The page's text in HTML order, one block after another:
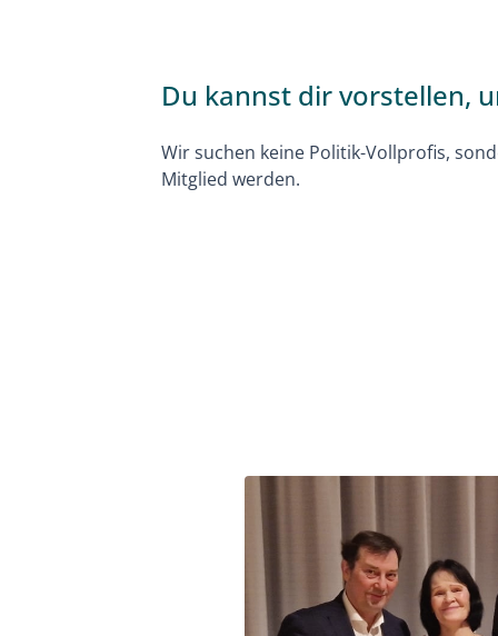
Du kannst dir vorstellen,
Wir suchen keine Politik-Vollprofis,
Mitglied werden.